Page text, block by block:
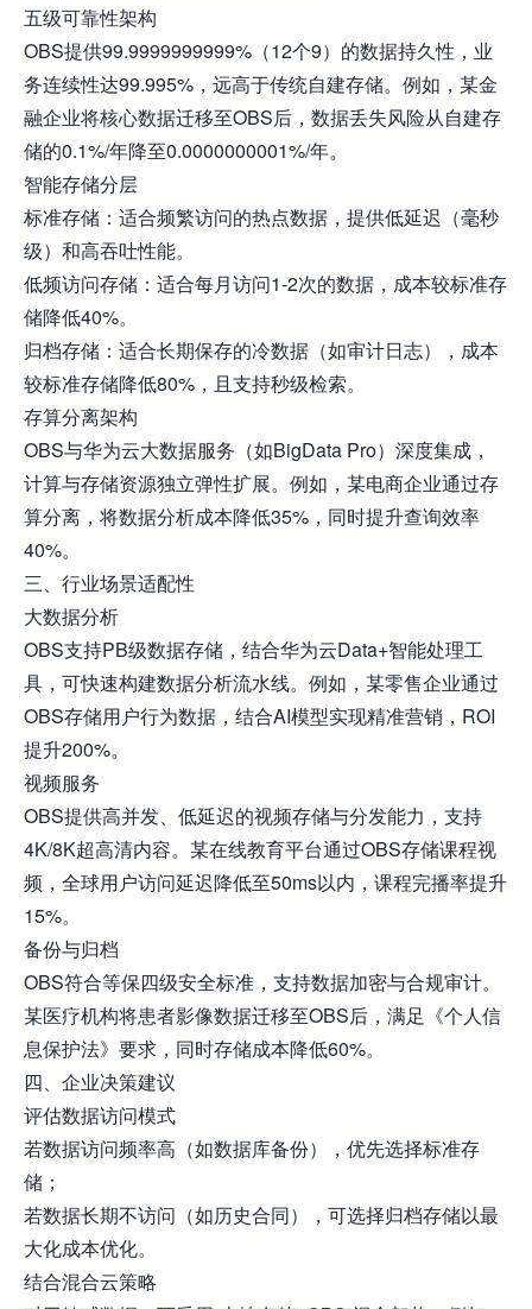
五级可靠性架构
OBS提供99.9999999999%（12个9）的数据持久性，业
务连续性达99.995%，远高于传统自建存储。例如，某金
融企业将核心数据迁移至OBS后，数据丢失风险从自建存
储的0.1%/年降至0.0000000001%/年。
智能存储分层
标准存储：适合频繁访问的热点数据，提供低延迟（毫秒
级）和高吞吐性能。
低频访问存储：适合每月访问1-2次的数据，成本较标准存
储降低40%。
归档存储：适合长期保存的冷数据（如审计日志），成本
较标准存储降低80%，且支持秒级检索。
存算分离架构
OBS与华为云大数据服务（如BigData Pro）深度集成，
计算与存储资源独立弹性扩展。例如，某电商企业通过存
算分离，将数据分析成本降低35%，同时提升查询效率
40%。
三、行业场景适配性
大数据分析
OBS支持PB级数据存储，结合华为云Data+智能处理工
具，可快速构建数据分析流水线。例如，某零售企业通过
OBS存储用户行为数据，结合AI模型实现精准营销，ROI
提升200%。
视频服务
OBS提供高并发、低延迟的视频存储与分发能力，支持
4K/8K超高清内容。某在线教育平台通过OBS存储课程视
频，全球用户访问延迟降低至50ms以内，课程完播率提升
15%。
备份与归档
OBS符合等保四级安全标准，支持数据加密与合规审计。
某医疗机构将患者影像数据迁移至OBS后，满足《个人信
息保护法》要求，同时存储成本降低60%。
四、企业决策建议
评估数据访问模式
若数据访问频率高（如数据库备份），优先选择标准存
储；
若数据长期不访问（如历史合同），可选择归档存储以最
大化成本优化。
结合混合云策略